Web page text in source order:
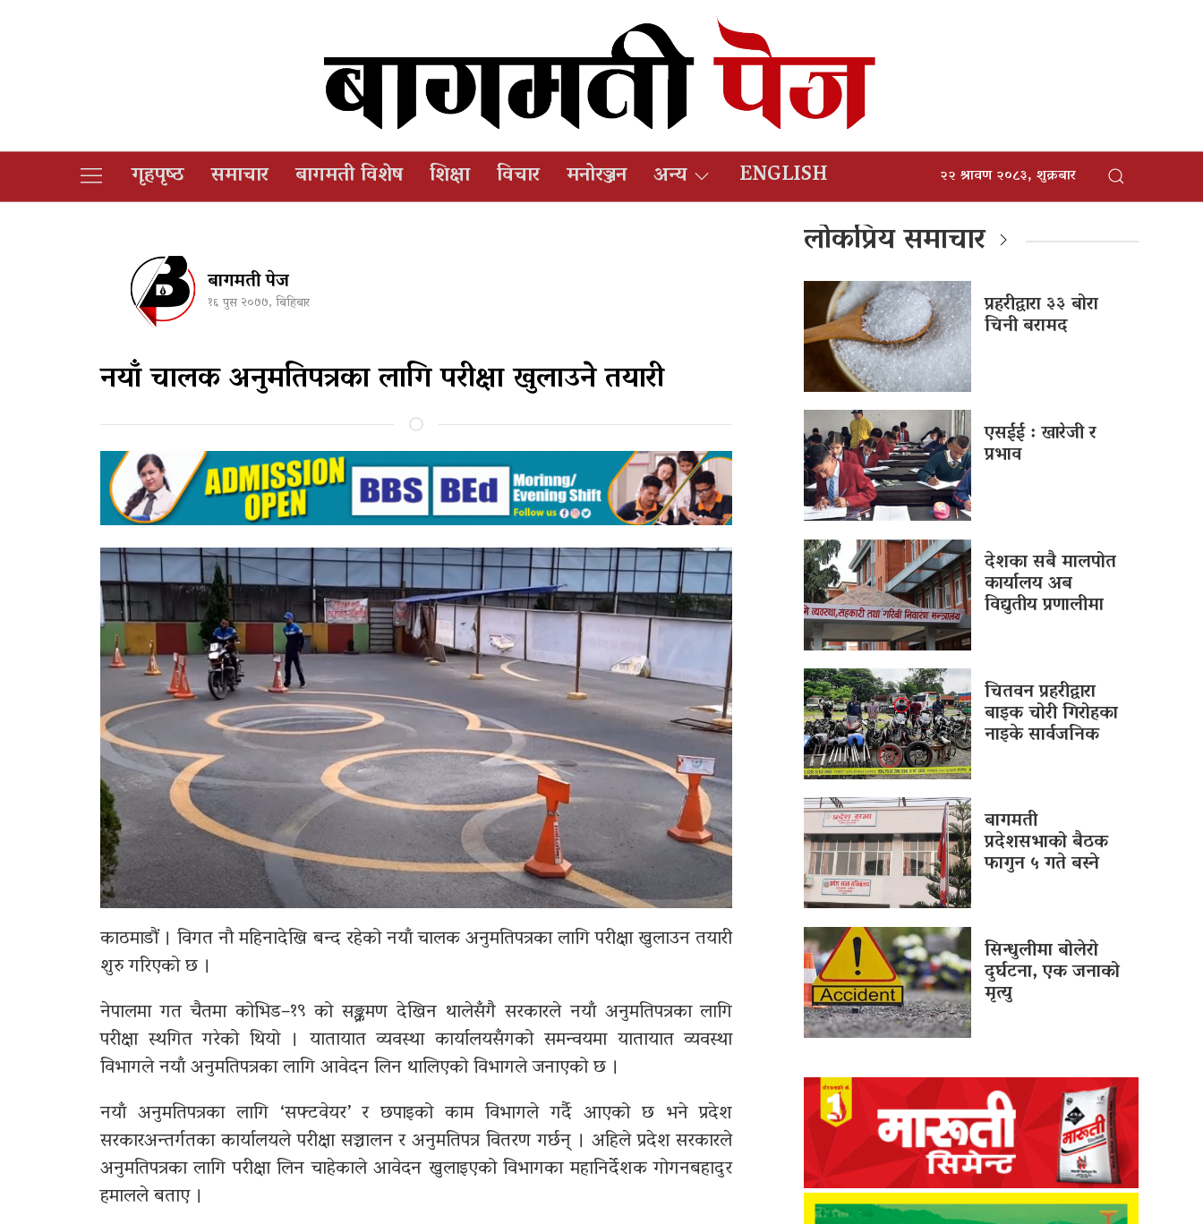
गृहपृष्‍ठ समाचार बागमती विशेष शिक्षा विचार मनोरञ्जन अन्य ENGLISH २२ श्रावण २०८३, शुक्रबार
बागमती पेज
१६ पुस २०७७, बिहिबार
नयाँ चालक अनुमतिपत्रका लागि परीक्षा खुलाउने तयारी
काठमाडौं । विगत नौ महिनादेखि बन्द रहेको नयाँ चालक अनुमतिपत्रका लागि परीक्षा खुलाउन तयारी
शुरु गरिएको छ ।
नेपालमा गत चैतमा कोभिड–१९ को सङ्क्रमण देखिन थालेसँगै सरकारले नयाँ अनुमतिपत्रका लागि
परीक्षा स्थगित गरेको थियो । यातायात व्यवस्था कार्यालयसँगको समन्वयमा यातायात व्यवस्था
विभागले नयाँ अनुमतिपत्रका लागि आवेदन लिन थालिएको विभागले जनाएको छ ।
नयाँ अनुमतिपत्रका लागि ‘सफ्टवेयर’ र छपाइको काम विभागले गर्दै आएको छ भने प्रदेश
सरकारअन्तर्गतका कार्यालयले परीक्षा सञ्चालन र अनुमतिपत्र वितरण गर्छन् । अहिले प्रदेश सरकारले
अनुमतिपत्रका लागि परीक्षा लिन चाहेकाले आवेदन खुलाइएको विभागका महानिर्देशक गोगनबहादुर
हमालले बताए ।
लोकप्रिय समाचार
प्रहरीद्वारा ३३ बोरा
चिनी बरामद
एसईई : खारेजी र
प्रभाव
देशका सबै मालपोत
कार्यालय अब
विद्युतीय प्रणालीमा
चितवन प्रहरीद्वारा
बाइक चोरी गिरोहका
नाइके सार्वजनिक
बागमती
प्रदेशसभाको बैठक
फागुन ५ गते बस्ने
सिन्धुलीमा बोलेरो
दुर्घटना, एक जनाको
मृत्यु